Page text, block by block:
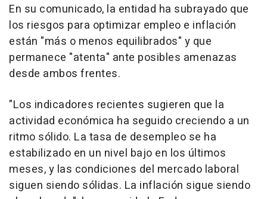
En su comunicado, la entidad ha subrayado que
los riesgos para optimizar empleo e inflación
están "más o menos equilibrados" y que
permanece "atenta" ante posibles amenazas
desde ambos frentes.
"Los indicadores recientes sugieren que la
actividad económica ha seguido creciendo a un
ritmo sólido. La tasa de desempleo se ha
estabilizado en un nivel bajo en los últimos
meses, y las condiciones del mercado laboral
siguen siendo sólidas. La inflación sigue siendo